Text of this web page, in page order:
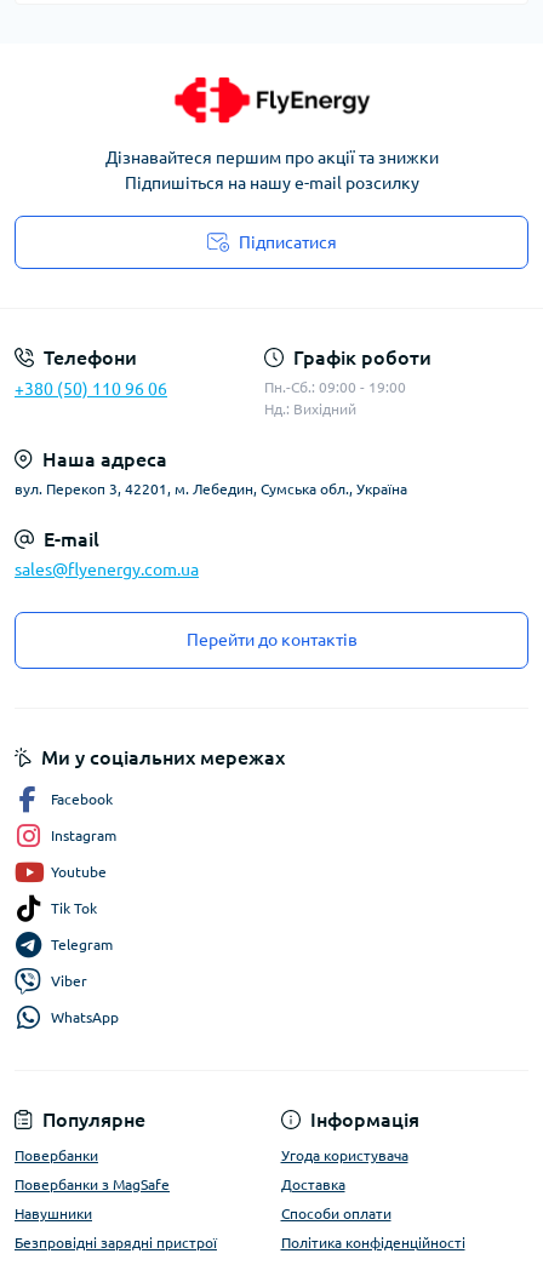
Дізнавайтеся першим про акції та знижки
Підпишіться на нашу e-mail розсилку
Підписатися
Телефони
+380 (50) 110 96 06
Графік роботи
Пн.-Сб.: 09:00 - 19:00
Нд.: Вихідний
Наша адреса
вул. Перекоп 3, 42201, м. Лебедин, Сумська обл., Україна
E-mail
sales@flyenergy.com.ua
Перейти до контактів
Популярне
Повербанки
Повербанки з MagSafe
Навушники
Безпровідні зарядні пристрої
Інформація
Угода користувача
Доставка
Способи оплати
Політика конфіденційності
Ми у соціальних мережах
Facebook
Instagram
Youtube
Tik Tok
Telegram
Viber
WhatsApp